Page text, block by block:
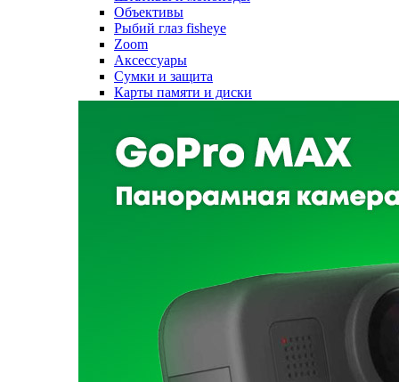
Объективы
Рыбий глаз fisheye
Zoom
Аксессуары
Сумки и защита
Карты памяти и диски